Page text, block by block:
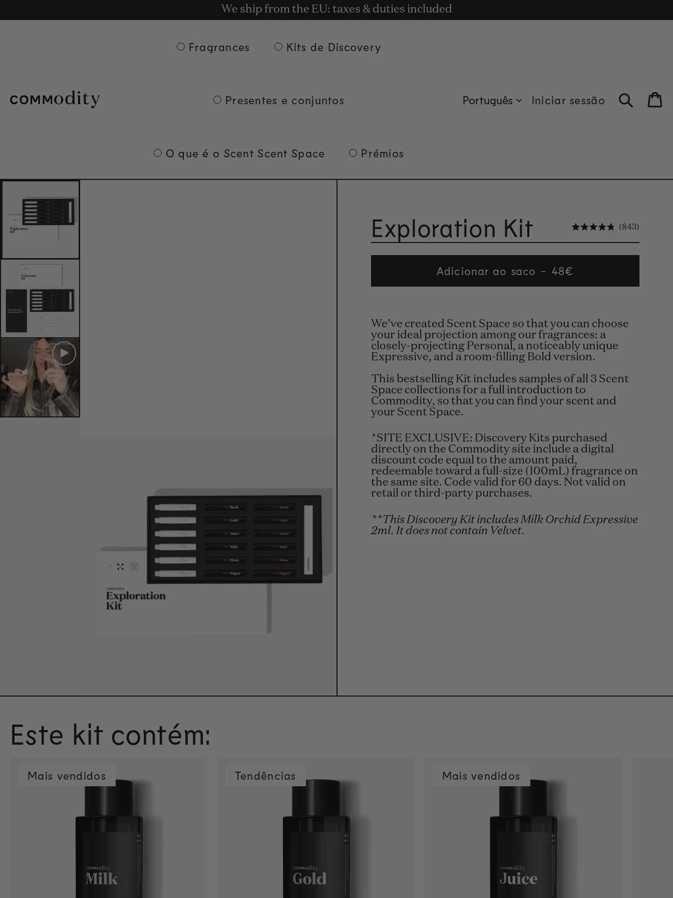
Entrega gratuita para encomendas de valor igual ou superior a 135€.
We ship from the EU: taxes & duties included
Get rewards for shopping with Commodity.Circle
Fragrances Kits de Discovery
Presentes e conjuntos
O que é o Scent Scent Space Prémios
Português Iniciar sessão Bag
Exploration Kit 843 Click to
Adicionar ao saco
Regular
price
48€
We’ve created Scent Space so that you can choose
your ideal projection among our fragrances: a
closely-projecting Personal, a noticeably unique
Expressive, and a room-filling Bold version.
This bestselling Kit includes samples of all 3 Scent
Space collections for a full introduction to
Commodity, so that you can find your scent and
your Scent Space.
*SITE EXCLUSIVE: Discovery Kits purchased
directly on the Commodity site include a digital
discount code equal to the amount paid,
redeemable toward a full-size (100mL) fragrance on
the same site. Code valid for 60 days. Not valid on
retail or third-party purchases.
**This Discovery Kit includes Milk Orchid Expressive
2ml. It does not contain Velvet.
Este kit contém:
Mais vendidos Tendências Mais vendidos